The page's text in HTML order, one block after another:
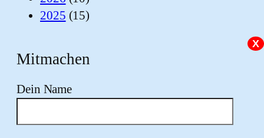
2025 (15)
X
Mitmachen
Dein Name